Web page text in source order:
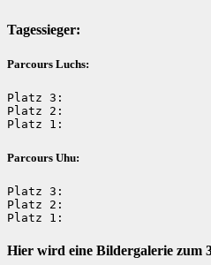
Tagessieger:
Parcours Luchs:
Platz 3:
Platz 2:
Platz 1:
Parcours Uhu:
Platz 3:
Platz 2:
Platz 1:
Hier wird eine Bildergalerie zum